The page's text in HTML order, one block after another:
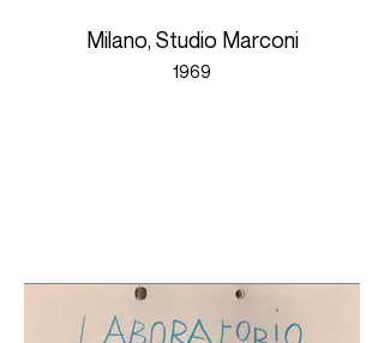
Milano, Studio Marconi
1969